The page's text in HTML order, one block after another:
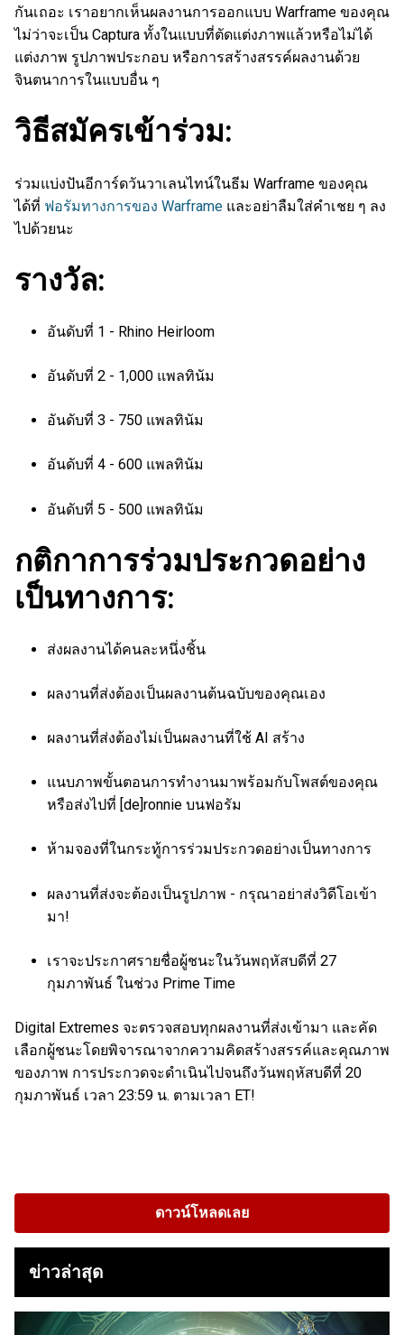
กันเถอะ เราอยากเห็นผลงานการออกแบบ Warframe ของคุณ
ไม่ว่าจะเป็น Captura ทั้งในแบบที่ตัดแต่งภาพแล้วหรือไม่ได้
แต่งภาพ รูปภาพประกอบ หรือการสร้างสรรค์ผลงานด้วย
จินตนาการในแบบอื่น ๆ
วิธีสมัครเข้าร่วม:
ร่วมแบ่งปันอีการ์ดวันวาเลนไทน์ในธีม Warframe ของคุณ
ได้ที่ ฟอรัมทางการของ Warframe และอย่าลืมใส่คำเชย ๆ ลง
ไปด้วยนะ
รางวัล:
อันดับที่ 1 - Rhino Heirloom
อันดับที่ 2 - 1,000 แพลทินัม
อันดับที่ 3 - 750 แพลทินัม
อันดับที่ 4 - 600 แพลทินัม
อันดับที่ 5 - 500 แพลทินัม
กติกาการร่วมประกวดอย่าง
เป็นทางการ:
ส่งผลงานได้คนละหนึ่งชิ้น
ผลงานที่ส่งต้องเป็นผลงานต้นฉบับของคุณเอง
ผลงานที่ส่งต้องไม่เป็นผลงานที่ใช้ AI สร้าง
แนบภาพขั้นตอนการทำงานมาพร้อมกับโพสต์ของคุณ
หรือส่งไปที่ [de]ronnie บนฟอรัม
ห้ามจองที่ในกระทู้การร่วมประกวดอย่างเป็นทางการ
ผลงานที่ส่งจะต้องเป็นรูปภาพ - กรุณาอย่าส่งวิดีโอเข้า
มา!
เราจะประกาศรายชื่อผู้ชนะในวันพฤหัสบดีที่ 27
กุมภาพันธ์ ในช่วง Prime Time
Digital Extremes จะตรวจสอบทุกผลงานที่ส่งเข้ามา และคัด
เลือกผู้ชนะโดยพิจารณาจากความคิดสร้างสรรค์และคุณภาพ
ของภาพ การประกวดจะดำเนินไปจนถึงวันพฤหัสบดีที่ 20
กุมภาพันธ์ เวลา 23:59 น. ตามเวลา ET!
ดาวน์โหลดเลย
ข่าวล่าสุด